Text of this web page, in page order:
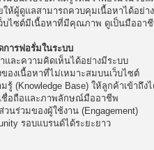
ให้ผู้ดูแลสามารถควบคุมเนื้อหาได้อย่
บไซต์มีเนื้อหาที่มีคุณภาพ ดูเป็นมืออา
การฟอรั่มในระบบ
และความคิดเห็นได้อย่างมีระบบ
ของเนื้อหาที่ไม่เหมาะสมบนเว็บไซต์
รู้ (Knowledge Base) ให้ลูกค้าเข้าถึง
ชื่อถือและภาพลักษณ์มืออาชีพ
วนร่วมของผู้ใช้งาน (Engagement)
รอบแบรนด์ได้ระยะยาว